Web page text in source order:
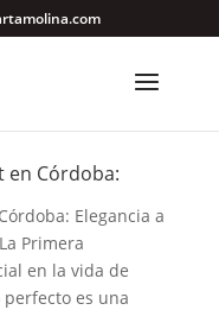
en Córdoba:
Elegancia a
Primera
en la vida de
es una